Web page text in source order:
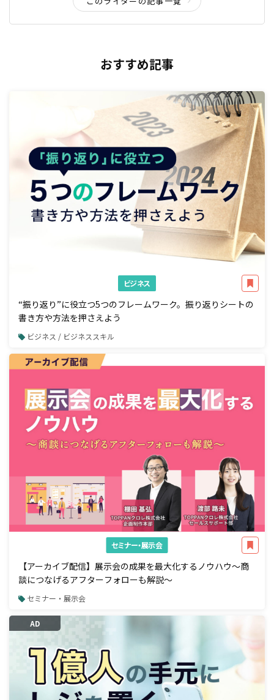
おすすめ記事
ビジネス
“振り返り”に役立つ5つのフレームワーク。振り返りシートの
書き方や方法を押さえよう
ビジネス / ビジネススキル
セミナー・展示会
【アーカイブ配信】展示会の成果を最大化するノウハウ～商
談につなげるアフターフォローも解説～
セミナー・展示会
AD